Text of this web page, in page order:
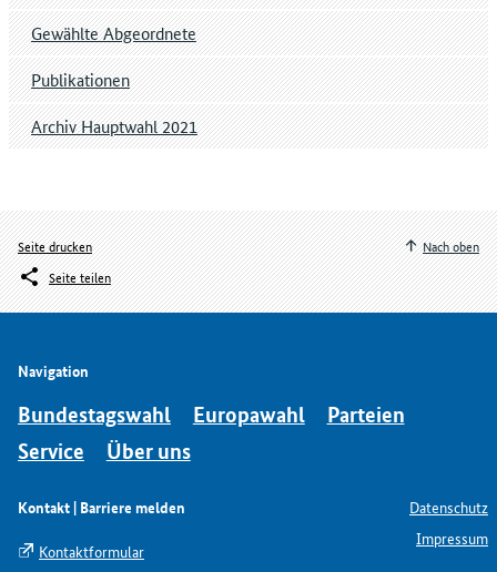
Gewählte Abgeordnete
Publikationen
Archiv Hauptwahl 2021
Seite drucken
Seite teilen
Nach oben
Navigation
Bundestagswahl Europawahl
Parteien
Service
Über uns
Kontakt | Barriere melden
Kontaktformular
Datenschutz
Impressum